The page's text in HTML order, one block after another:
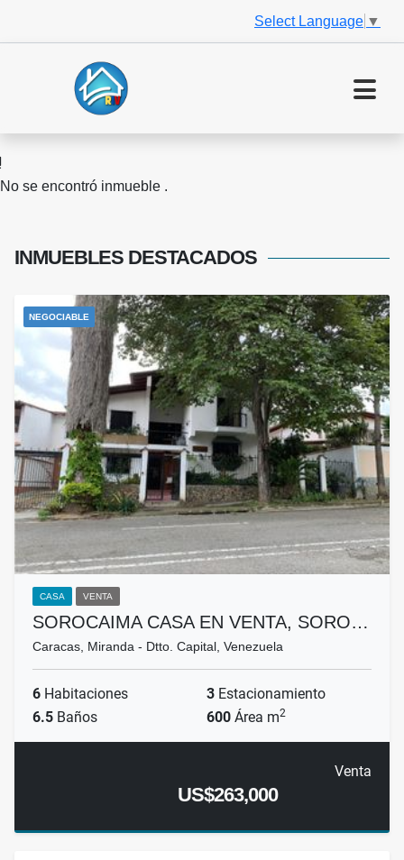
Select Language ▼
No se encontró inmueble .
INMUEBLES DESTACADOS
NEGOCIABLE
CASA VENTA
SOROCAIMA CASA EN VENTA, SORO…
Caracas, Miranda - Dtto. Capital, Venezuela
6 Habitaciones 3 Estacionamiento
6.5 Baños 600 Área m2
Venta
US$263,000